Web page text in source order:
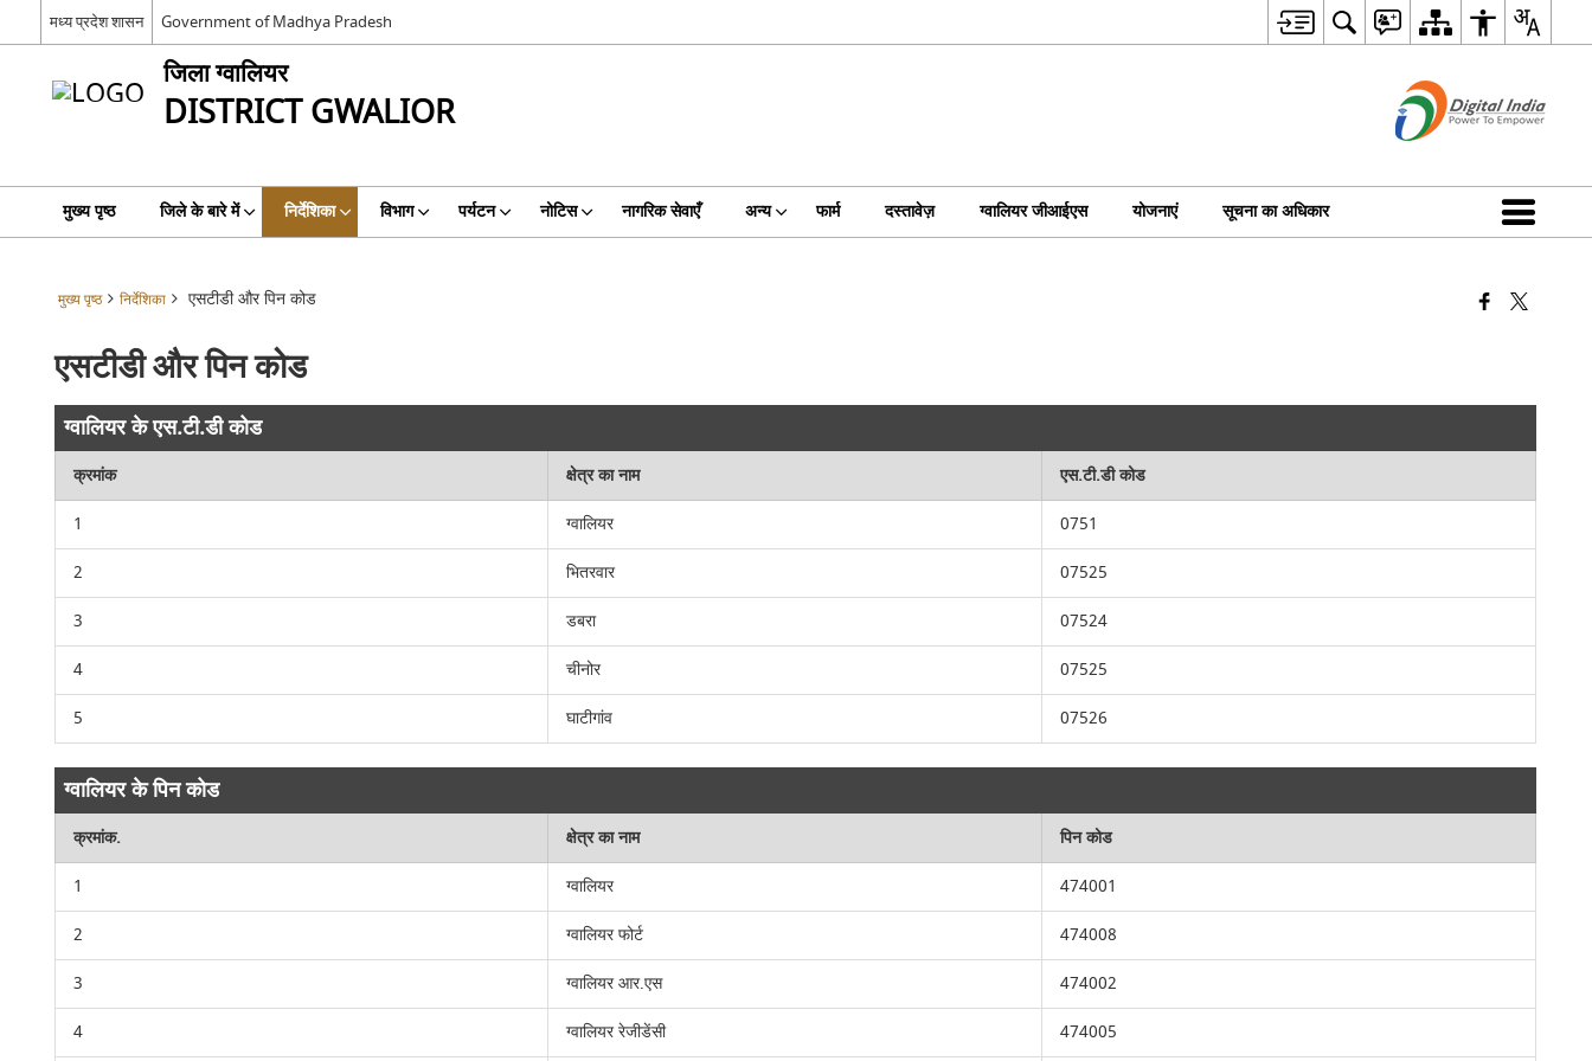
मध्य प्रदेश शासन Government of Madhya Pradesh
जिला ग्वालियर
DISTRICT GWALIOR
मुख्य पृष्ठ जिले के बारे में निर्देशिका विभाग पर्यटन नोटिस नागरिक सेवाएँ अन्य फार्म दस्तावेज़ ग्वालियर जीआईएस योजनाएं सूचना का अधिकार
मुख्य पृष्ठ निर्देशिका एसटीडी और पिन कोड
एसटीडी और पिन कोड
ग्वालियर के एस.टी.डी कोड
क्रमांक क्षेत्र का नाम
एस.टी.डी कोड
1
ग्वालियर
0751
2
भितरवार
07525
3
डबरा
07524
4
चीनोर
07525
5
घाटीगांव 07526
ग्वालियर के पिन कोड
क्रमांक. क्षेत्र का नाम
पिन कोड
1
ग्वालियर
474001
2
ग्वालियर फोर्ट
474008
3
ग्वालियर आर.एस
474002
4
ग्वालियर रेजीडेंसी
474005